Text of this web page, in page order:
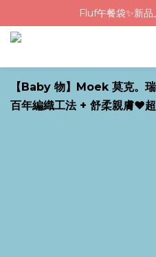
Fluf午餐袋✨新
Fluf午餐袋✨新
三色碗組上市🍚贈中
🦉韓國小眾
Fluf午餐袋✨新
【Baby 物】Moek 莫克。
百年編織工法 + 舒柔親膚❤